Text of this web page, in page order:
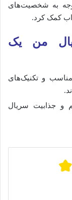
به شخصیت‌های
کمک کرد.
من یک
مناسب و تکنیک‌های
و جذابیت سریال